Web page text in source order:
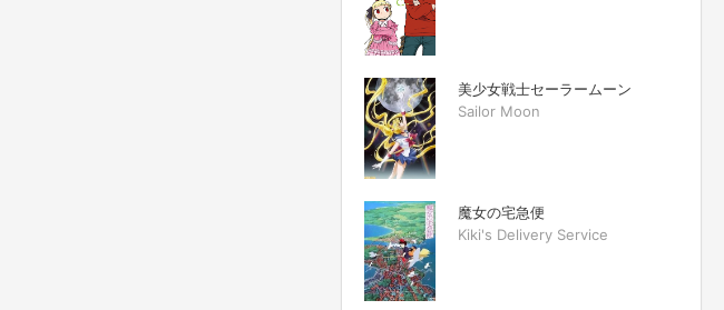
美少女戦士セーラームーン
Sailor Moon
魔女の宅急便
Kiki's Delivery Service